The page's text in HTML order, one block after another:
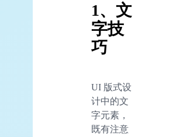
1、文
字技
巧
UI 版式设
计中的文
字元素，
既有注意